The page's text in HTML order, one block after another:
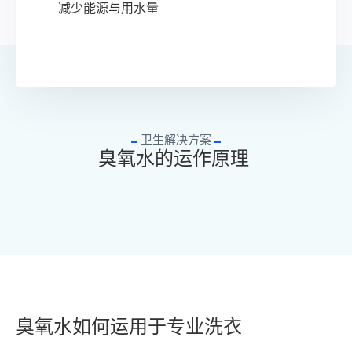
减少能源与用水量
卫生解决方案
臭氧水的运作原理
臭氧水如何运用于专业洗衣